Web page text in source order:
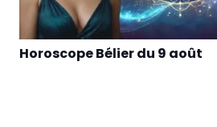
Horoscope Bélier du 9 août